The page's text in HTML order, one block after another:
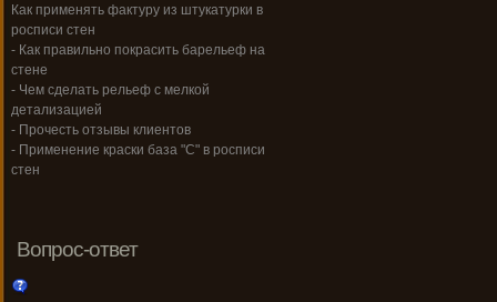
Как применять фактуру из штукатурки в
росписи стен
- Как правильно покрасить барельеф на
стене
- Чем сделать рельеф с мелкой
детализацией
- Прочесть отзывы клиентов
- Применение краски база "С" в росписи
стен
Вопрос-ответ